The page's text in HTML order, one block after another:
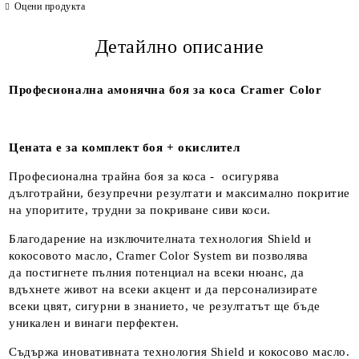
Оцени продукта
Детайлно описание
Професионална амонячна боя за коса Cramer Color
Цената е за комплект боя + окислител
Професионална трайна боя за коса - осигурява
дълготрайни, безупречни резултати и максимално покритие
на упоритите, трудни за покриване сиви коси.
Благодарение на изключителната технология Shield и
кокосовото масло, Cramer Color System ви позволява
да постигнете пълния потенциал на всеки нюанс, да
вдъхнете живот на всеки акцент и да персонализирате
всеки цвят, сигурни в знанието, че резултатът ще бъде
уникален и винаги перфектен.
Съдържа иновативната технология Shield и кокосово масло.